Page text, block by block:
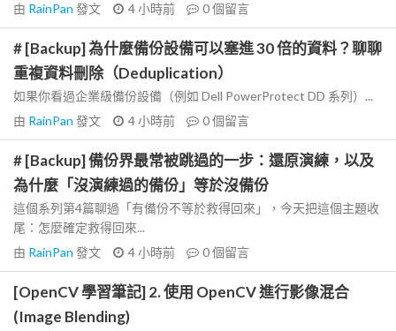
由 RainPan 發文 4 小時前 0個留言
# [Backup] 為什麼備份設備可以塞進 30 倍的資料？聊聊
重複資料刪除（Deduplication）
如果你看過企業級備份設備（例如 Dell PowerProtect DD 系列）...
由 RainPan 發文 4 小時前 0個留言
# [Backup] 備份界最常被跳過的一步：還原演練，以及
為什麼「沒演練過的備份」等於沒備份
這個系列第4篇聊過「有備份不等於救得回來」，今天把這個主題收
尾：怎麼確定救得回來...
由 RainPan 發文 4 小時前 0個留言
[OpenCV 學習筆記] 2. 使用 OpenCV 進行影像混合
(Image Blending)